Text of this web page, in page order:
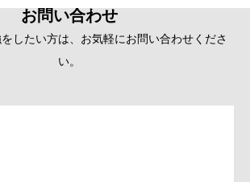
お問い合わせ
したい方は、お気軽にお問い合わせくださ
い。